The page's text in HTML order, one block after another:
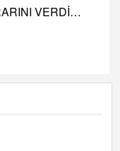
VERDİ…